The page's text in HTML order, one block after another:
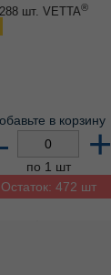
шт. VETTA®
в корзину
+
по 1 шт
Остаток: 472 шт